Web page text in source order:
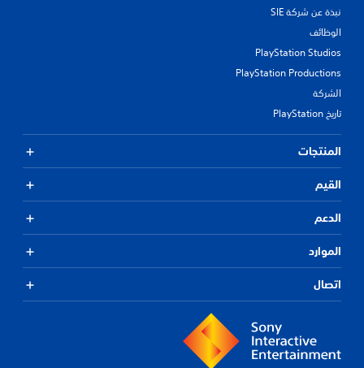
نبذة عن شركة SIE
الوظائف
PlayStation Studios
PlayStation Productions
الشركة
تاريخ PlayStation
المنتجات
القيم
الدعم
الموارد
اتصال